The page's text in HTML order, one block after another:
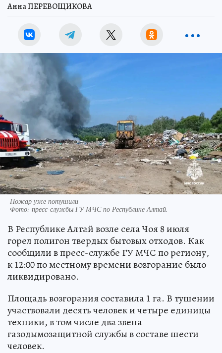
Анна ПЕРЕВОЩИКОВА
Пожар уже потушили
Фото: пресс-службы ГУ МЧС по Республике Алтай.
В Республике Алтай возле села Чоя 8 июля
горел полигон твердых бытовых отходов. Как
сообщили в пресс-службе ГУ МЧС по региону,
к 12:00 по местному времени возгорание было
ликвидировано.
Площадь возгорания составила 1 га. В тушении
участвовали десять человек и четыре единицы
техники, в том числе два звена
газодымозащитной службы в составе шести
человек.